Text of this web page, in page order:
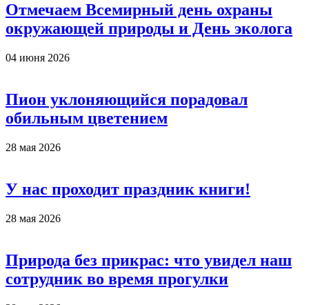
Отмечаем Всемирный день охраны
окружающей природы и День эколога
04 июня 2026
Пион уклоняющийся порадовал
обильным цветением
28 мая 2026
У нас проходит праздник книги!
28 мая 2026
Природа без прикрас: что увидел наш
сотрудник во время прогулки